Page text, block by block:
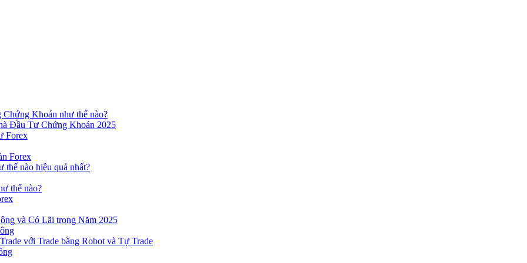
Khoán như thế nào?
Đầu Tư Chứng Khoán 2025
Forex
Forex
nào hiệu quả nhất?
thế nào?
và Có Lãi trong Năm 2025
với Trade bằng Robot và Tự Trade